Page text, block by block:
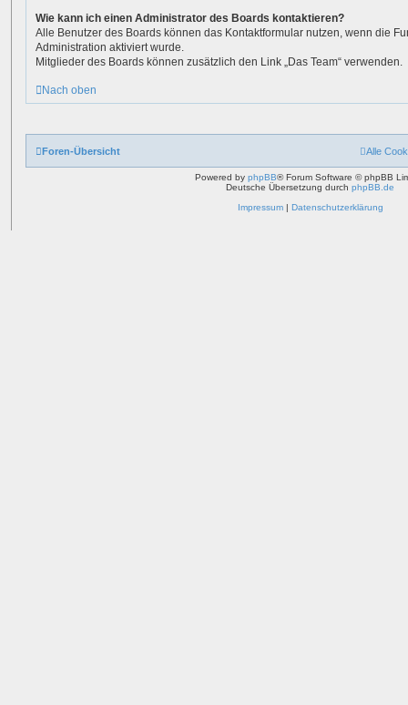
Wie kann ich einen Administrator des Boards kontaktieren?
Alle Benutzer des Boards können das Kontaktformular nutzen, wenn die
Administration aktiviert wurde.
Mitglieder des Boards können zusätzlich den Link „Das Team“ verwenden.
Nach oben
Foren-Übersicht Alle
Powered by phpBB® Forum Software © phpBB
Deutsche Übersetzung durch phpBB.de
Impressum| Datenschutzerklärung